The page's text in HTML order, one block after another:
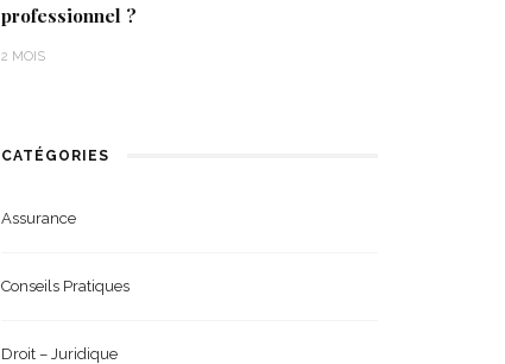
professionnel ?
2 MOIS
CATÉGORIES
Assurance
Conseils Pratiques
Droit – Juridique